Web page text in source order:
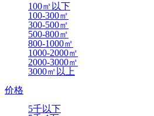
100㎡以下
100-300㎡
300-500㎡
500-800㎡
800-1000㎡
1000-2000㎡
2000-3000㎡
3000㎡以上
价格
5千以下